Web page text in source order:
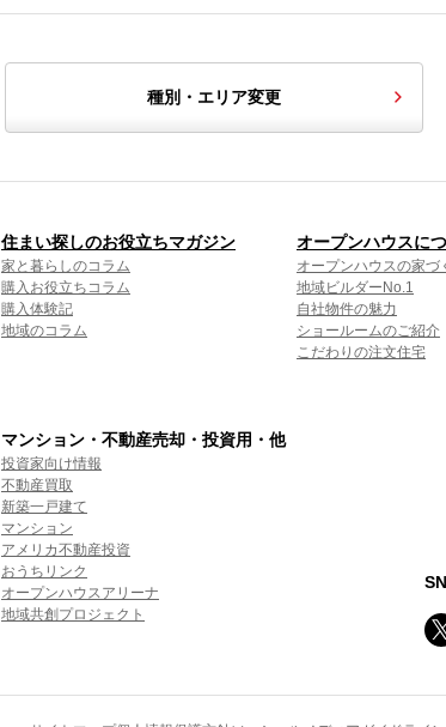
種別・エリア変更
住まい探しのお役立ちマガジン
家と暮らしのコラム
購入お役立ちコラム
購入体験記
地域のコラム
オープンハウスに
オープンハウスの家づ
地域ビルダーNo.1
自社物件の魅力
ショールームのご紹介
こだわりの注文住宅
マンション・不動産売却・投資用・他
投資家向け情報
不動産買取
新築一戸建て
マンション
アメリカ不動産投資
おうちリンク
オープンハウスアリーナ
地域共創プロジェクト